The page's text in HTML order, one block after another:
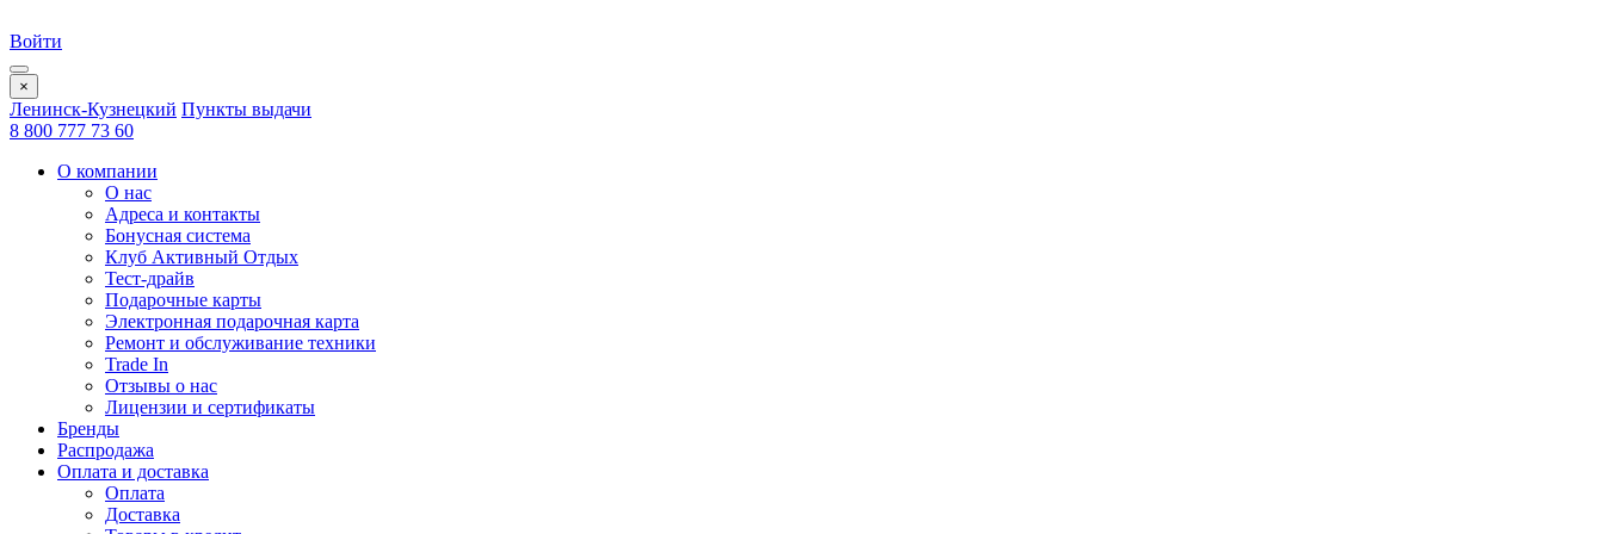
Войти
×
Ленинск-Кузнецкий Пункты выдачи
8 800 777 73 60
О компании
О нас
Адреса и контакты
Бонусная система
Клуб Активный Отдых
Тест-драйв
Подарочные карты
Электронная подарочная карта
Ремонт и обслуживание техники
Trade In
Отзывы о нас
Лицензии и сертификаты
Бренды
Распродажа
Оплата и доставка
Оплата
Доставка